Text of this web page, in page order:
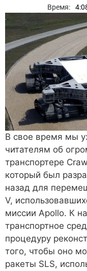
Время:
В свое время мы
читателям об
транспортере
который был
назад для
V,
миссии Apollo. К
транспортное
процедуру
того, чтобы оно
ракеты SLS,